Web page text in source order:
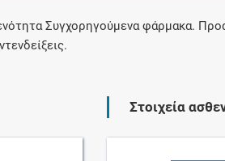
για την ασφάλεια χορήγησης
κατά τη διάρκεια της
Συνδρομές
Συγχορηγούμενα φάρμακα.
Στοιχεία